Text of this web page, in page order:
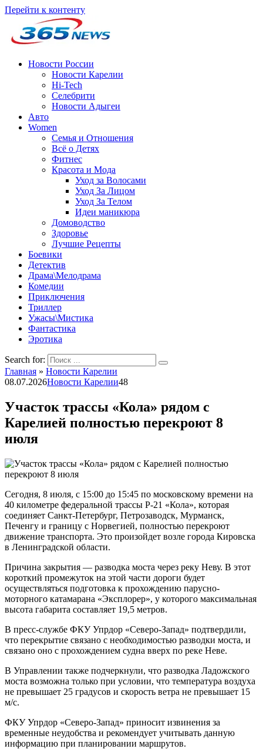
Перейти к контенту
Новости России
Новости Карелии
Hi-Tech
Селебрити
Новости Адыгеи
Авто
Women
Семья и Отношения
Всё о Детях
Фитнес
Красота и Мода
Уход за Волосами
Уход За Лицом
Уход За Телом
Идеи маникюра
Домоводство
Здоровье
Лучшие Рецепты
Боевики
Детектив
Драма\Мелодрама
Комедии
Приключения
Триллер
Ужасы\Мистика
Фантастика
Эротика
Search for:
Главная » Новости Карелии
08.07.2026Новости Карелии48
Участок трассы «Кола» рядом с
Карелией полностью перекроют 8
июля
Сегодня, 8 июля, с 15:00 до 15:45 по московскому времени на
40 километре федеральной трассы Р-21 «Кола», которая
соединяет Санкт-Петербург, Петрозаводск, Мурманск,
Печенгу и границу с Норвегией, полностью перекроют
движение транспорта. Это произойдет возле города Кировска
в Ленинградской области.
Причина закрытия — разводка моста через реку Неву. В этот
короткий промежуток на этой части дороги будет
осуществляться подготовка к прохождению парусно-
моторного катамарана «Эксплорер», у которого максимальная
высота габарита составляет 19,5 метров.
В пресс-службе ФКУ Упрдор «Северо-Запад» подтвердили,
что перекрытие связано с необходимостью разводки моста, и
связано оно с прохождением судна вверх по реке Неве.
В Управлении также подчеркнули, что разводка Ладожского
моста возможна только при условии, что температура воздуха
не превышает 25 градусов и скорость ветра не превышает 15
м/с.
ФКУ Упрдор «Северо-Запад» приносит извинения за
временные неудобства и рекомендует учитывать данную
информацию при планировании маршрутов.